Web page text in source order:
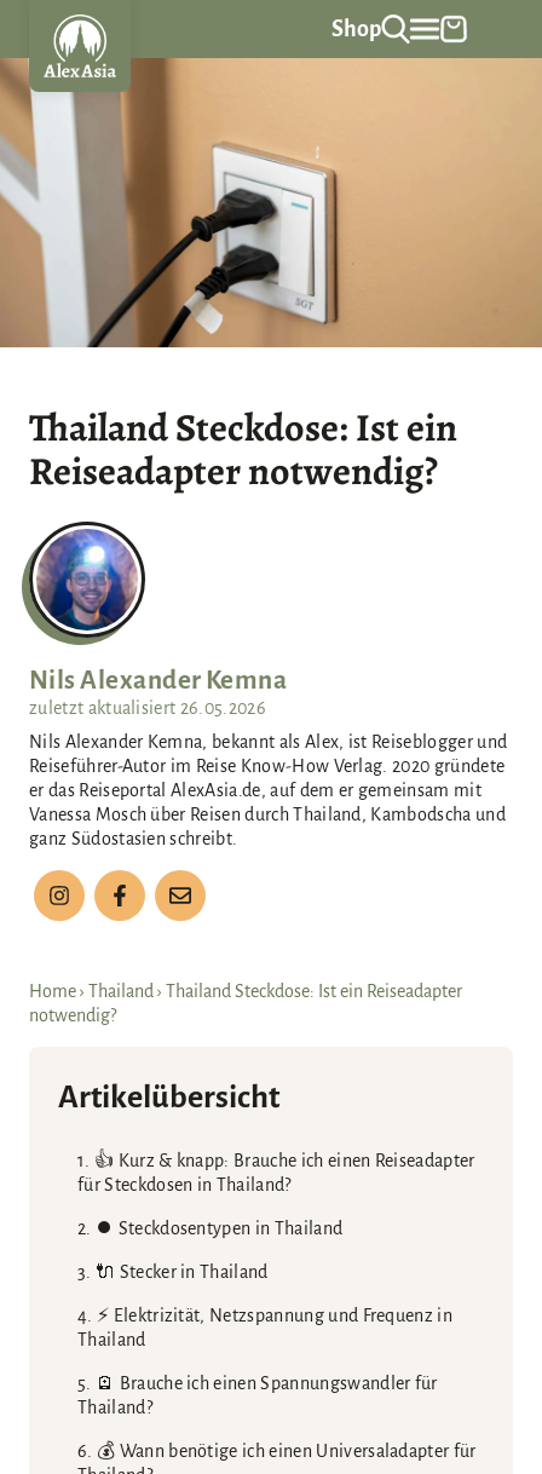
m
n
p
Shop
Thailand Steckdose: Ist ein
Reiseadapter notwendig?
Nils Alexander Kemna
zuletzt aktualisiert 26.05.2026
Nils Alexander Kemna, bekannt als Alex, ist Reiseblogger und
Reiseführer-Autor im Reise Know-How Verlag. 2020 gründete
er das Reiseportal AlexAsia.de, auf dem er gemeinsam mit
Vanessa Mosch über Reisen durch Thailand, Kambodscha und
ganz Südostasien schreibt.
Home› Thailand › Thailand Steckdose: Ist ein Reiseadapter
notwendig?
Artikelübersicht
👍 Kurz & knapp: Brauche ich einen Reiseadapter
für Steckdosen in Thailand?
⏺️ Steckdosentypen in Thailand
🔌 Stecker in Thailand
⚡ Elektrizität, Netzspannung und Frequenz in
Thailand
🪫 Brauche ich einen Spannungswandler für
Thailand?
💰 Wann benötige ich einen Universaladapter für